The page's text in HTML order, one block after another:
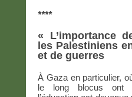
****
« L’importance
les Palestiniens
et de guerres
À Gaza en particulier,
le long blocus ont